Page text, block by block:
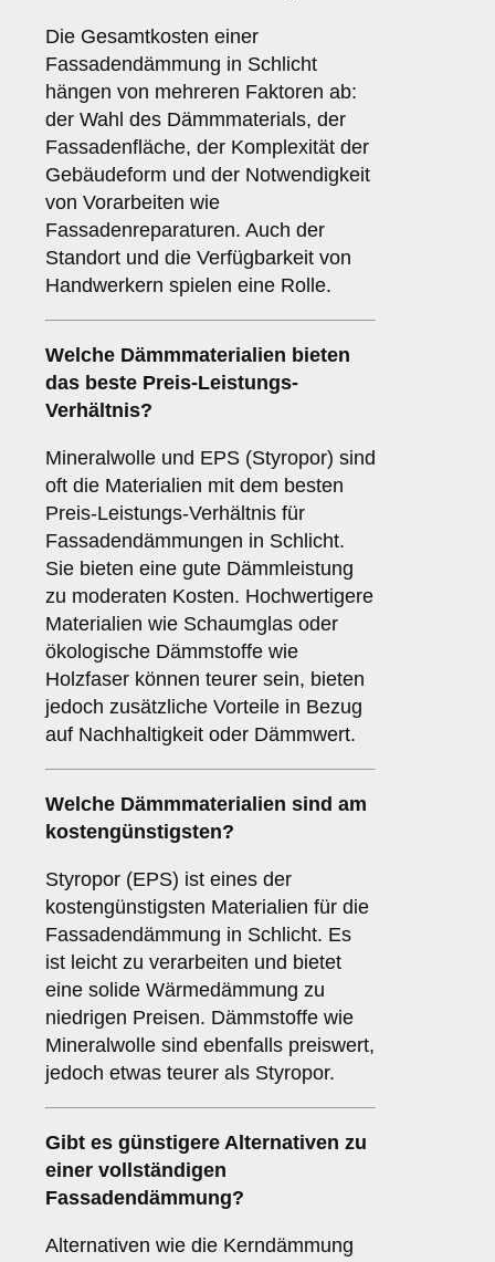
Die Gesamtkosten einer
Fassadendämmung in Schlicht
hängen von mehreren Faktoren ab:
der Wahl des Dämmmaterials, der
Fassadenfläche, der Komplexität der
Gebäudeform und der Notwendigkeit
von Vorarbeiten wie
Fassadenreparaturen. Auch der
Standort und die Verfügbarkeit von
Handwerkern spielen eine Rolle.
Welche Dämmmaterialien bieten
das beste Preis-Leistungs-
Verhältnis?
Mineralwolle und EPS (Styropor) sind
oft die Materialien mit dem besten
Preis-Leistungs-Verhältnis für
Fassadendämmungen in Schlicht.
Sie bieten eine gute Dämmleistung
zu moderaten Kosten. Hochwertigere
Materialien wie Schaumglas oder
ökologische Dämmstoffe wie
Holzfaser können teurer sein, bieten
jedoch zusätzliche Vorteile in Bezug
auf Nachhaltigkeit oder Dämmwert.
Welche Dämmmaterialien sind am
kostengünstigsten?
Styropor (EPS) ist eines der
kostengünstigsten Materialien für die
Fassadendämmung in Schlicht. Es
ist leicht zu verarbeiten und bietet
eine solide Wärmedämmung zu
niedrigen Preisen. Dämmstoffe wie
Mineralwolle sind ebenfalls preiswert,
jedoch etwas teurer als Styropor.
Gibt es günstigere Alternativen zu
einer vollständigen
Fassadendämmung?
Alternativen wie die Kerndämmung